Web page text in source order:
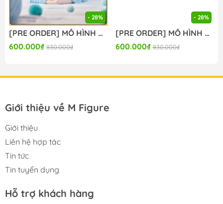
- 28%
[PRE ORDER] MÔ HÌNH BanG Dream! - BanG Dream! Ave Mujica - Togawa Sakiko - Yumemirize - ～Pajama Party!～ (Sega Fave) FIGURE CHÍNH HÃNG
600.000₫ 830.000₫
- 28%
[PRE ORDER] MÔ HÌNH BanG Dream! - BanG Dream! Ave Mujica - Wakaba Mutsumi - Yumemirize - ～Pajama Party!～ (Sega Fave) FIGURE CHÍNH HÃNG
600.000₫ 830.000₫
Giới thiệu về M Figure
Giới thiệu
Liên hệ hợp tác
Tin tức
Tin tuyển dụng
Hỗ trợ khách hàng